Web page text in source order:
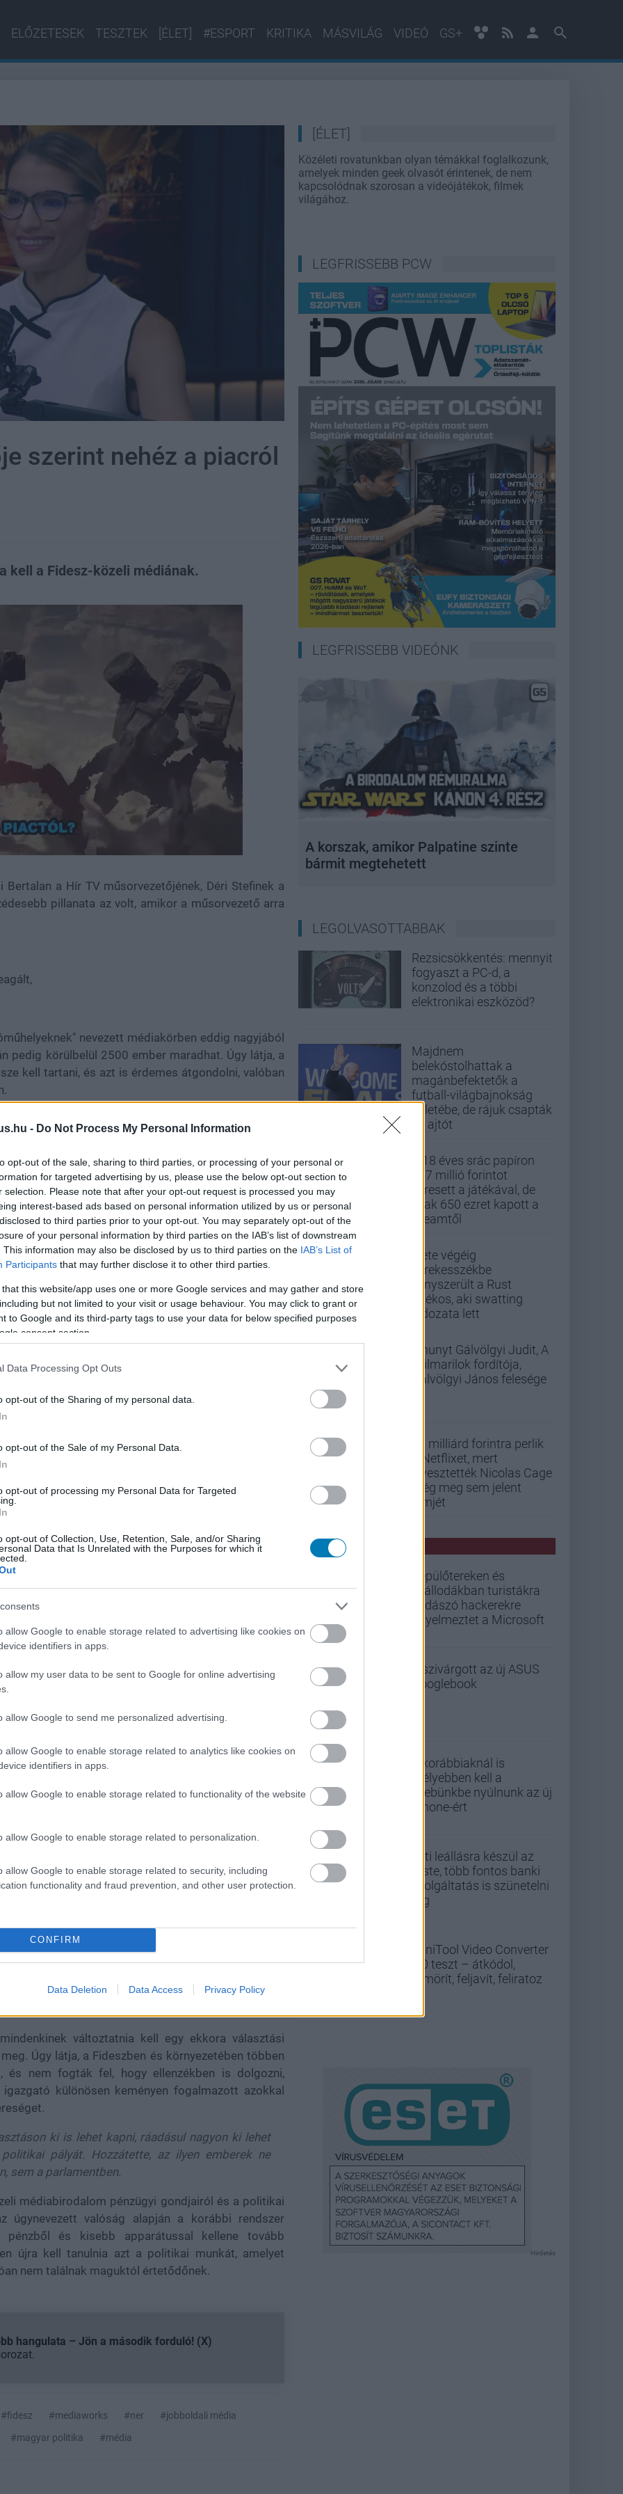
- Do Not Process My Personal Information
opt-out of the sale, sharing to third parties, or processing of your personal or
for targeted advertising by us, please use the below opt-out section to
selection. Please note that after your opt-out request is processed you may
interest-based ads based on personal information utilized by us or personal
to third parties prior to your opt-out. You may separately opt-out of the
of your personal information by third parties on the IAB’s list of downstream
This information may also be disclosed by us to third parties on the IAB’s List of
Participants that may further disclose it to other third parties.
that this website/app uses one or more Google services and may gather and store
but not limited to your visit or usage behaviour. You may click to grant or
to Google and its third-party tags to use your data for below specified purposes
consent section.
Data Processing Opt Outs
opt-out of the Sharing of my personal data.
opt-out of the Sale of my Personal Data.
opt-out of processing my Personal Data for Targeted
opt-out of Collection, Use, Retention, Sale, and/or Sharing
Data that Is Unrelated with the Purposes for which it
allow Google to enable storage related to advertising like cookies on
identifiers in apps.
allow my user data to be sent to Google for online advertising
allow Google to send me personalized advertising.
allow Google to enable storage related to analytics like cookies on
identifiers in apps.
allow Google to enable storage related to functionality of the website
allow Google to enable storage related to personalization.
allow Google to enable storage related to security, including
functionality and fraud prevention, and other user protection.
CONFIRM
Data Deletion Data Access Privacy Policy
ELŐZETESEK TESZTEK [ÉLET] #ESPORT KRITIKA MÁSVILÁG VIDEÓ GS+
szerint nehéz a piacról
kell a Fidesz-közeli médiának.
a Hír TV műsorvezetőjének, Déri Stefinek a
pillanata az volt, amikor a műsorvezető arra
nevezett médiakörben eddig nagyjából
pedig körülbelül 2500 ember maradhat. Úgy látja, a
kell tartani, és azt is érdemes átgondolni, valóban
a Fidesznek nem dolga ezeket a médiumokat
működik".
hogy a piacról nagyon nehéz megélni, különösen
hallani fogjátok, ahogy a háttérben mindeközben
milyen helyzetbe került a korábbi kormánypárti
egyúttal a Fidesz hatalmas veresége után. A
konzervatív kormány könnyebben tudott
médiumokkal, mint a mostani, általa liberálisnak
lihegő, fröcsögő" hatalomnak nevezte, amely
a szakadékba tolni a polgári oldalt.
azt is világossá tette, hogy szerinte a pártnak nincs
értelemben, hogy hírportálokat, tévéket vagy
ezekről a tulajdonosoknak és maguknak a
fordulat, mert a Fidesz-közeli sajtó az elmúlt
kommunikációs pénzekből működött (vagy
mesterségesen a víz felett őket), a mostani politikai
elapadhatnak.
videók, minden, ami 1-2 percbe belefér.
változtatnia kell egy ekkora választási
Úgy látja, a Fideszben és környezetében többen
és nem fogták fel, hogy ellenzékben is dolgozni,
különösen keményen fogalmazott azokkal
ki is lehet kapni, ráadásul nagyon ki lehet
pályát. Hozzátette, az ilyen emberek ne
sem a parlamentben.
médiabirodalom pénzügyi gondjairól és a politikai
úgynevezett valóság alapján a korábbi rendszer
és kisebb apparátussal kellene tovább
újra kell tanulnia azt a politikai munkát, amelyet
nem találnak maguktól értetődőnek.
hangulata – Jön a második forduló! (X)
#fidesz #mediaworks #ner
#jobboldali média
#magyar politika #média
[ÉLET]
Közéleti rovatunkban olyan témákkal foglalkozunk,
amelyek minden geek olvasót érintenek, de nem
kapcsolódnak szorosan a videójátékok, filmek
világához.
LEGFRISSEBB PCW
LEGFRISSEBB VIDEÓNK
A korszak, amikor Palpatine szinte
bármit megtehetett
LEGOLVASOTTABBAK
Rezsicsökkentés: mennyit
fogyaszt a PC-d, a
konzolod és a többi
elektronikai eszközöd?
Majdnem
belekóstolhattak a
magánbefektetők a
futball-világbajnokság
üzletébe, de rájuk csapták
az ajtót
A 18 éves srác papíron
437 millió forintot
keresett a játékával, de
csak 650 ezret kapott a
Steamtől
Élete végéig
kerekesszékbe
kényszerült a Rust
játékos, aki swatting
áldozata lett
Elhunyt Gálvölgyi Judit, A
szilmarilok fordítója,
Gálvölgyi János felesége
33 milliárd forintra perlik
a Netflixet, mert
elvesztették Nicolas Cage
még meg sem jelent
filmjét
PCW HÍREK
Repülőtereken és
szállodákban turistákra
vadászó hackerekre
figyelmeztet a Microsoft
Kiszivárgott az új ASUS
Googlebook
A korábbiaknál is
mélyebben kell a
zsebünkbe nyúlnunk az új
iPhone-ért
Esti leállásra készül az
Erste, több fontos banki
szolgáltatás is szünetelni
fog
MiniTool Video Converter
5.0 teszt – átkódol,
tömörít, feljavít, feliratoz
Hirdetés